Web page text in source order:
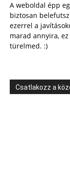
A weboldal épp
biztosan
ezerrel a
marad annyira,
türelmed. :)
Csatlakozz a